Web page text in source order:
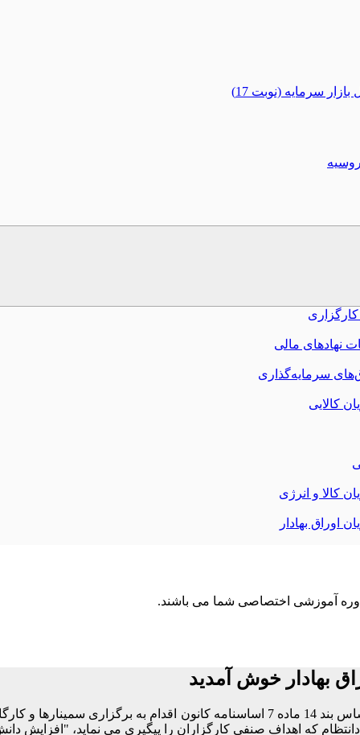
آموزشی اختصاصی شما می باشند.
بهادار خوش آمدید
کانون کارگزاران بورس و اوراق بهادار در راستای رسالت خود و براساس بند 14 ماده
که اهداف صنفی کارگزاران را پیگیری می­ نماید،